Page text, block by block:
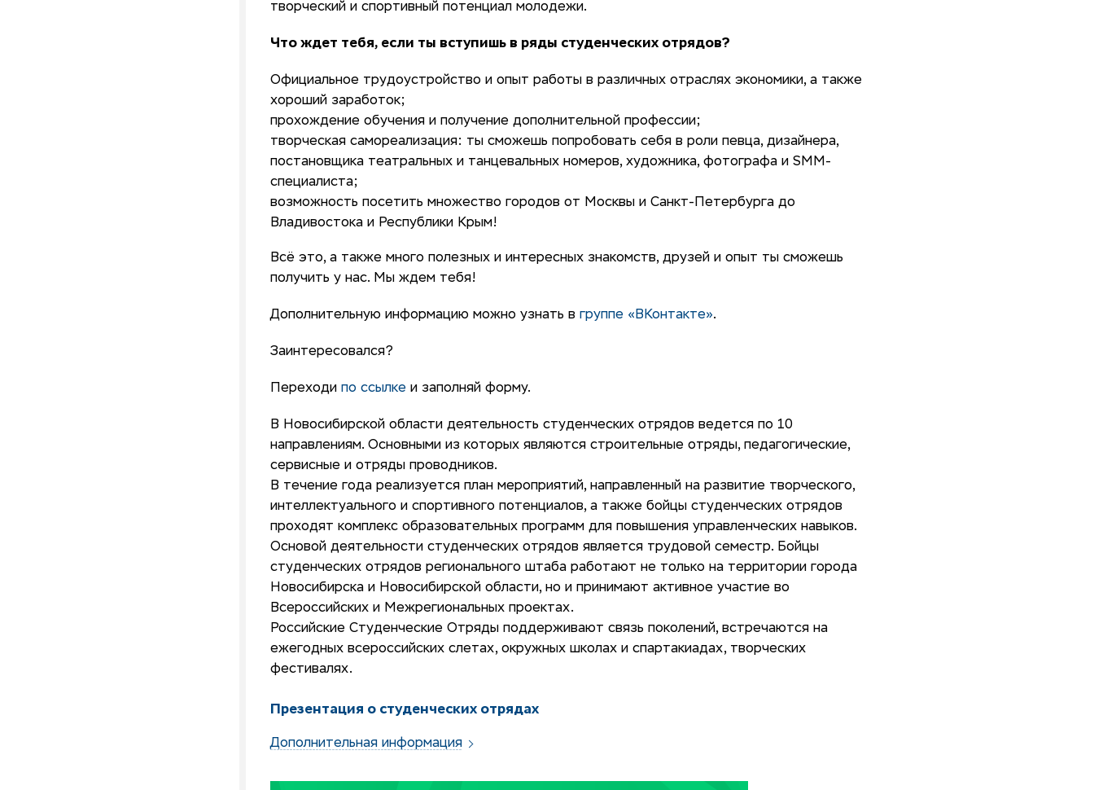
творческий и спортивный потенциал молодежи.
Что ждет тебя, если ты вступишь в ряды студенческих отрядов?
Официальное трудоустройство и опыт работы в различных отраслях экономики, а также
хороший заработок;
прохождение обучения и получение дополнительной профессии;
творческая самореализация: ты сможешь попробовать себя в роли певца, дизайнера,
постановщика театральных и танцевальных номеров, художника, фотографа и SMM-
специалиста;
возможность посетить множество городов от Москвы и Санкт-Петербурга до
Владивостока и Республики Крым!
Всё это, а также много полезных и интересных знакомств, друзей и опыт ты сможешь
получить у нас. Мы ждем тебя!
Дополнительную информацию можно узнать в группе «ВКонтакте».
Заинтересовался?
Переходи по ссылке и заполняй форму.
В Новосибирской области деятельность студенческих отрядов ведется по 10
направлениям. Основными из которых являются строительные отряды, педагогические,
сервисные и отряды проводников.
В течение года реализуется план мероприятий, направленный на развитие творческого,
интеллектуального и спортивного потенциалов, а также бойцы студенческих отрядов
проходят комплекс образовательных программ для повышения управленческих навыков.
Основой деятельности студенческих отрядов является трудовой семестр. Бойцы
студенческих отрядов регионального штаба работают не только на территории города
Новосибирска и Новосибирской области, но и принимают активное участие во
Всероссийских и Межрегиональных проектах.
Российские Студенческие Отряды поддерживают связь поколений, встречаются на
ежегодных всероссийских слетах, окружных школах и спартакиадах, творческих
фестивалях.
Презентация о студенческих отрядах
Дополнительная информация